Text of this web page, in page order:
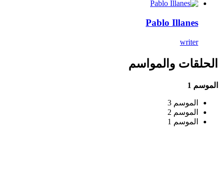
Pablo Illanes
writer
الحلقات والمواسم
الموسم 1
الموسم 3
الموسم 2
الموسم 1